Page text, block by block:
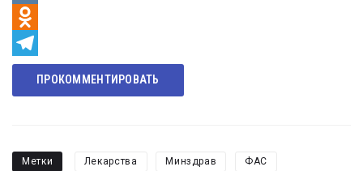
VK
Odnoklassniki
Telegram
ПРОКОММЕНТИРОВАТЬ
Метки Лекарства Минздрав ФАС